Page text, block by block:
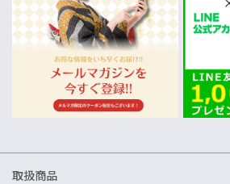
取扱商品